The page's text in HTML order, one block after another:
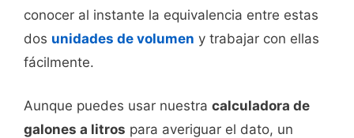
conocer al instante la equivalencia entre estas
dos unidades de volumen y trabajar con ellas
fácilmente.
Aunque puedes usar nuestra calculadora de
galones a litros para averiguar el dato, un